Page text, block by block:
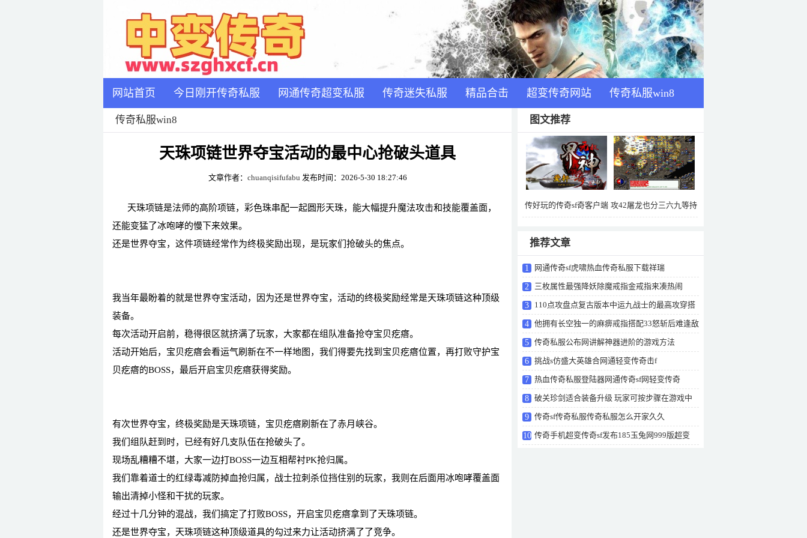
网站首页 今日刚开传奇私服 网通传奇超变私服 传奇迷失私服 精品合击 超变传奇网站 传奇私服win8
传奇私服win8
天珠项链世界夺宝活动的最中心抢破头道具
文章作者： chuanqisifufabu 发布时间：2026-5-30 18:27:46
天珠项链是法师的高阶项链，彩色珠串配一起圆形天珠，能大幅提升魔法攻击和技能覆盖面，
还能变猛了冰咆哮的慢下来效果。
还是世界夺宝，这件项链经常作为终极奖励出现，是玩家们抢破头的焦点。
我当年最盼着的就是世界夺宝活动，因为还是世界夺宝，活动的终极奖励经常是天珠项链这种顶级
装备。
每次活动开启前，稳得很区就挤满了玩家，大家都在组队准备抢夺宝贝疙瘩。
活动开始后，宝贝疙瘩会看运气刷新在不一样地图，我们得要先找到宝贝疙瘩位置，再打败守护宝
贝疙瘩的BOSS，最后开启宝贝疙瘩获得奖励。
有次世界夺宝，终极奖励是天珠项链，宝贝疙瘩刷新在了赤月峡谷。
我们组队赶到时，已经有好几支队伍在抢破头了。
现场乱糟糟不堪，大家一边打BOSS一边互相帮衬PK抢归属。
我们靠着道士的红绿毒减防掉血抢归属，战士拉刺杀位挡住别的玩家，我则在后面用冰咆哮覆盖面
输出清掉小怪和干扰的玩家。
经过十几分钟的混战，我们搞定了打败BOSS，开启宝贝疙瘩拿到了天珠项链。
还是世界夺宝，天珠项链这种顶级道具的勾过来力让活动挤满了了竞争。
图文推荐
传好玩的传奇sf奇客户端 攻42屠龙也分三六九等持
推荐文章
1 网通传奇sf虎啸热血传奇私服下载祥瑞
2 三枚属性最强降妖除魔戒指金戒指来凑热闹
3 110点攻盘点复古版本中运九战士的最高攻穿搭
4 他拥有长空独一的麻痹戒指搭配33怒斩后难逢敌
手
5 传奇私服公布网讲解神器进阶的游戏方法
6 挑战s仿盛大英雄合网通轻变传奇击f
7 热血传奇私服登陆器网通传奇sf网轻变传奇
8 破关珍剑适合装备升级 玩家可按步骤在游戏中
升级装备
9 传奇sf传奇私服传奇私服怎么开家久久
10 传奇手机超变传奇sf发布185玉兔网999版超变